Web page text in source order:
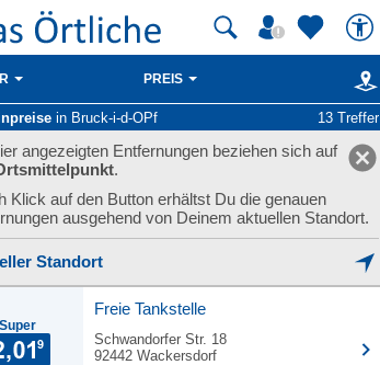
PREIS
in Bruck-i-d-OPf 13 Treffer
angezeigten Entfernungen beziehen sich auf
.
Klick auf den Button erhältst Du die genauen
ausgehend von Deinem aktuellen Standort.
Standort
Super
Freie Tankstelle
Schwandorfer Str. 18
92442 Wackersdorf